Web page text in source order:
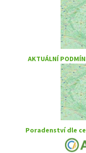
AKTUÁLNÍ
Poradenství dle